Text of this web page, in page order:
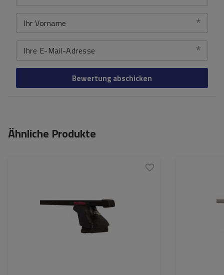
Ihr Vorname
Ihre E-Mail-Adresse
Bewertung abschicken
Ähnliche Produkte